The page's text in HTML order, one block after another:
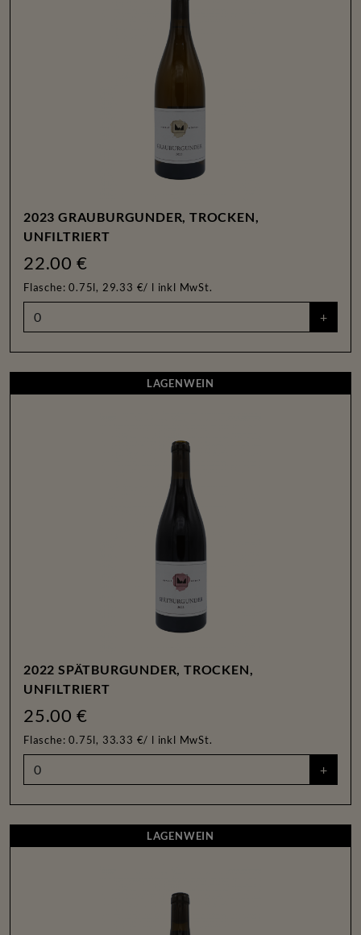
2023 GRAUBURGUNDER, TROCKEN,
UNFILTRIERT
22.00 €
Flasche: 0.75l, 29.33 €/ l inkl MwSt.
+
LAGENWEIN
2022 SPÄTBURGUNDER, TROCKEN,
UNFILTRIERT
25.00 €
Flasche: 0.75l, 33.33 €/ l inkl MwSt.
+
LAGENWEIN